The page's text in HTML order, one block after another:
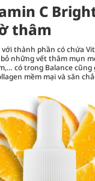
C
thâm
với thành phần có chứa
những vết thâm mụn
có trong Balance cũng
mềm mại và săn